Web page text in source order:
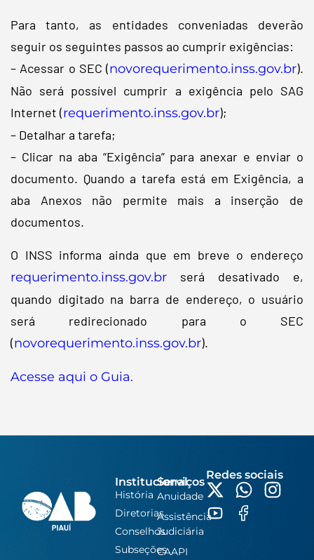
Para tanto, as entidades conveniadas deverão
seguir os seguintes passos ao cumprir exigências:
– Acessar o SEC (novorequerimento.inss.gov.br).
Não será possível cumprir a exigência pelo SAG
Internet (requerimento.inss.gov.br);
– Detalhar a tarefa;
– Clicar na aba “Exigência” para anexar e enviar o
documento. Quando a tarefa está em Exigência, a
aba Anexos não permite mais a inserção de
documentos.
O INSS informa ainda que em breve o endereço
requerimento.inss.gov.br será desativado e,
quando digitado na barra de endereço, o usuário
será redirecionado para o SEC
(novorequerimento.inss.gov.br).
Acesse aqui o Guia.
Institucional
História
Diretorias
Conselhos
Subseções
Serviços
Anuidade
Assistência
Judiciária
CAAPI
Redes sociais